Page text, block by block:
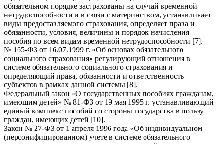
обязательном порядке застрахованы на случай временной
нетрудоспособности и в связи с материнством, устанавливает
виды предоставляемого страхования, определяет права и
обязанности, условия, величины и порядок начисления
пособия по всем видам временной нетрудоспособности [7].
№ 165-ФЗ от 16.07.1999 г. «Об основах обязательного
социального страхования» регулирующий отношения в
системе обязательного социального страхования и
определяющий права, обязанности и ответственность
субъектов в рамках данной системы [8].
Федеральный закон «О государственных пособиях гражданам,
имеющим детей» № 81-ФЗ от 19 мая 1995 г. устанавливающий
единый комплекс пособий со стороны государства в пользу
граждан, имеющих детей [10].
Закон № 27-ФЗ от 1 апреля 1996 года «Об индивидуальном
(персонифицированном) учете в системе обязательного